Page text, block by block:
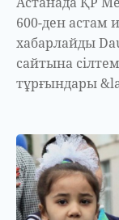
600-ден астам
хабарлайды
сайтына
тұрғындары